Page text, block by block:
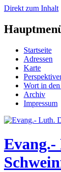
Direkt zum Inhalt
Startseite
Adressen
Karte
Wort in
Archiv
Impressum